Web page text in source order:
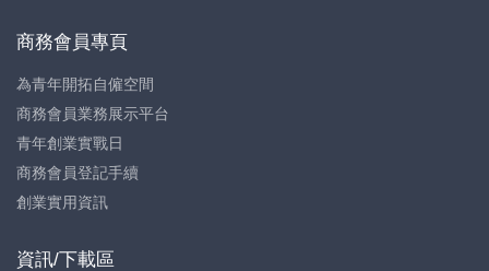
商務會員專頁
為青年開拓自僱空間
商務會員業務展示平台
青年創業實戰日
商務會員登記手續
創業實用資訊
資訊/下載區